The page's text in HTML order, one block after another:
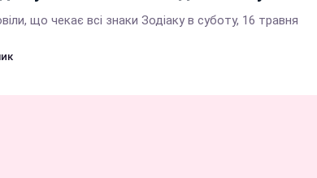
що чекає всі знаки Зодіаку в суботу, 16 травня